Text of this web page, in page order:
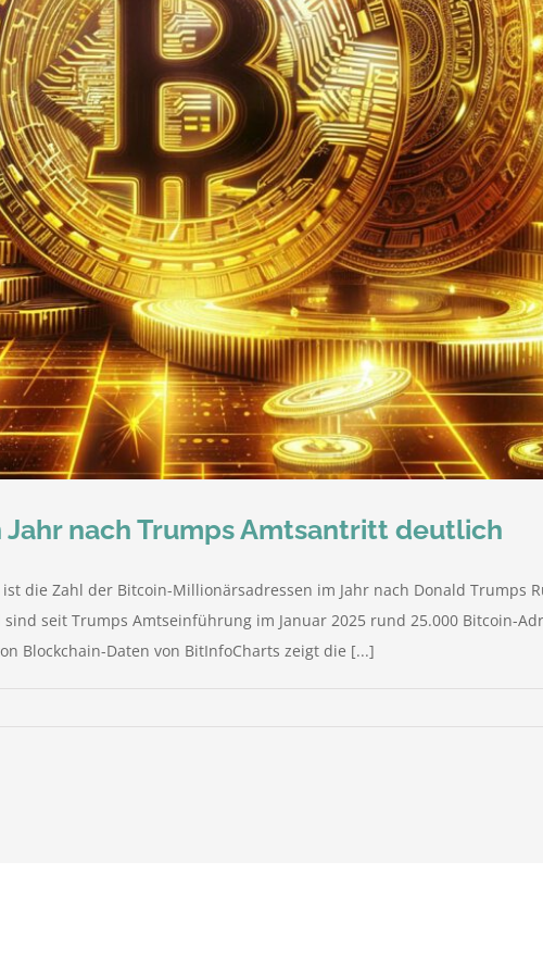
nach Trumps Amtsantritt deutlich
die Zahl der Bitcoin-Millionärsadressen im Jahr nach Donald Trumps
seit Trumps Amtseinführung im Januar 2025 rund 25.000 Bitcoin-
Blockchain-Daten von BitInfoCharts zeigt die [...]